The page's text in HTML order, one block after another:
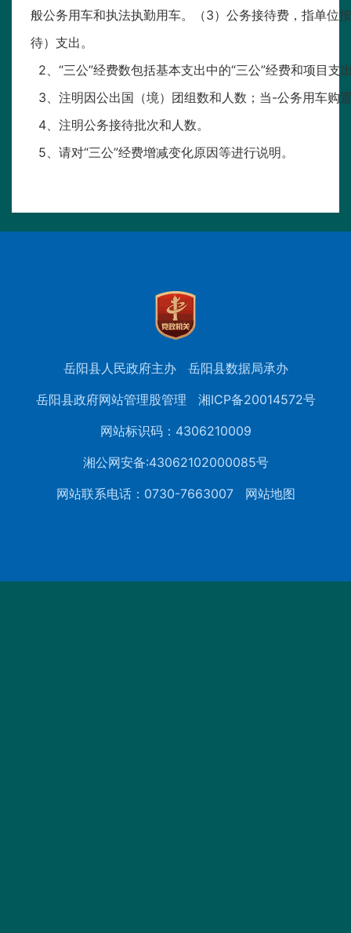
般公务用车和执法执勤用车。（3）公务接待费，指单位
待）支出。
2、“三公”经费数包括基本支出中的“三公”经费和项目支
3、注明因公出国（境）团组数和人数；当-公务用车购
4、注明公务接待批次和人数。
5、请对“三公”经费增减变化原因等进行说明。
岳阳县人民政府主办
岳阳县数据局承办
岳阳县政府网站管理股管理
湘ICP备20014572号
网站标识码：4306210009
湘公网安备:43062102000085号
网站联系电话：0730-7663007
网站地图